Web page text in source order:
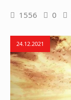
1556 0
24.12.2021